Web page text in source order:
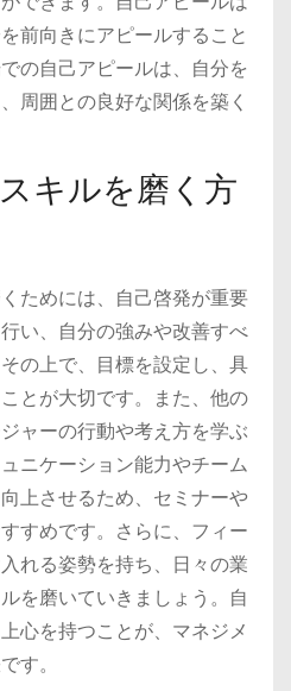
前向きにアピールすること
の自己アピールは、自分を
周囲との良好な関係を築く
キルを磨く方
ためには、自己啓発が重要
い、自分の強みや改善すべ
の上で、目標を設定し、具
とが大切です。また、他の
ャーの行動や考え方を学ぶ
ニケーション能力やチーム
上させるため、セミナーや
すめです。さらに、フィー
れる姿勢を持ち、日々の業
を磨いていきましょう。自
心を持つことが、マネジメ
す。